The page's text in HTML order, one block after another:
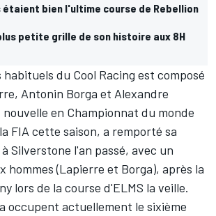
étaient bien l'ultime course de Rebellion
petite grille de son histoire aux 8H
du Cool Racing est composé
Antonin Borga et Alexandre
nouvelle en Championnat du monde
FIA cette saison, a remporté sa
Silverstone l'an passé, avec un
hommes (Lapierre et Borga), après la
lors de la course d'ELMS la veille.
occupent actuellement le sixième